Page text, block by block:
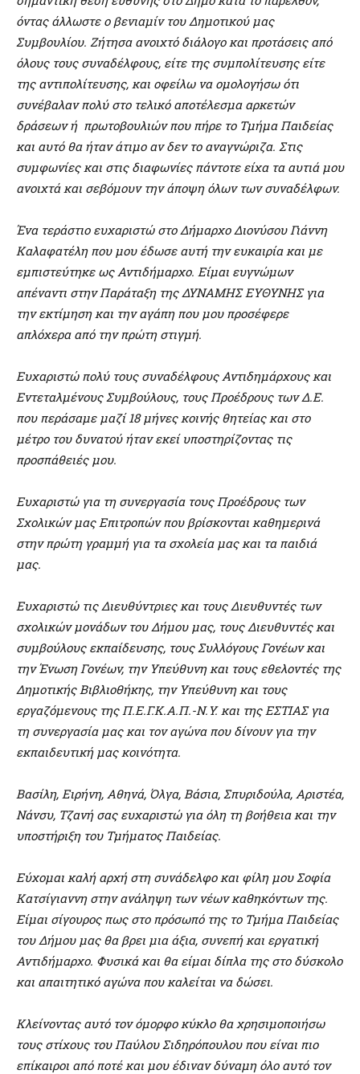
όντας άλλωστε ο βενιαμίν του Δημοτικού μας
Συμβουλίου. Ζήτησα ανοιχτό διάλογο και προτάσεις από
όλους τους συναδέλφους, είτε της συμπολίτευσης είτε
της αντιπολίτευσης, και οφείλω να ομολογήσω ότι
συνέβαλαν πολύ στο τελικό αποτέλεσμα αρκετών
δράσεων ή πρωτοβουλιών που πήρε το Τμήμα Παιδείας
και αυτό θα ήταν άτιμο αν δεν το αναγνώριζα. Στις
συμφωνίες και στις διαφωνίες πάντοτε είχα τα αυτιά μου
ανοιχτά και σεβόμουν την άποψη όλων των συναδέλφων.
Ένα τεράστιο ευχαριστώ στο Δήμαρχο Διονύσου Γιάννη
Καλαφατέλη που μου έδωσε αυτή την ευκαιρία και με
εμπιστεύτηκε ως Αντιδήμαρχο. Είμαι ευγνώμων
απέναντι στην Παράταξη της ΔΥΝΑΜΗΣ ΕΥΘΥΝΗΣ για
την εκτίμηση και την αγάπη που μου προσέφερε
απλόχερα από την πρώτη στιγμή.
Ευχαριστώ πολύ τους συναδέλφους Αντιδημάρχους και
Εντεταλμένους Συμβούλους, τους Προέδρους των Δ.Ε.
που περάσαμε μαζί 18 μήνες κοινής θητείας και στο
μέτρο του δυνατού ήταν εκεί υποστηρίζοντας τις
προσπάθειές μου.
Ευχαριστώ για τη συνεργασία τους Προέδρους των
Σχολικών μας Επιτροπών που βρίσκονται καθημερινά
στην πρώτη γραμμή για τα σχολεία μας και τα παιδιά
μας.
Ευχαριστώ τις Διευθύντριες και τους Διευθυντές των
σχολικών μονάδων του Δήμου μας, τους Διευθυντές και
συμβούλους εκπαίδευσης, τους Συλλόγους Γονέων και
την Ένωση Γονέων, την Υπεύθυνη και τους εθελοντές της
Δημοτικής Βιβλιοθήκης, την Υπεύθυνη και τους
εργαζόμενους της Π.Ε.Γ.Κ.Α.Π.-Ν.Υ. και της ΕΣΤΙΑΣ για
τη συνεργασία μας και τον αγώνα που δίνουν για την
εκπαιδευτική μας κοινότητα.
Βασίλη, Ειρήνη, Αθηνά, Όλγα, Βάσια, Σπυριδούλα, Αριστέα,
Νάνσυ, Τζανή σας ευχαριστώ για όλη τη βοήθεια και την
υποστήριξη του Τμήματος Παιδείας.
Εύχομαι καλή αρχή στη συνάδελφο και φίλη μου Σοφία
Κατσίγιαννη στην ανάληψη των νέων καθηκόντων της.
Είμαι σίγουρος πως στο πρόσωπό της το Τμήμα Παιδείας
του Δήμου μας θα βρει μια άξια, συνεπή και εργατική
Αντιδήμαρχο. Φυσικά και θα είμαι δίπλα της στο δύσκολο
και απαιτητικό αγώνα που καλείται να δώσει.
Κλείνοντας αυτό τον όμορφο κύκλο θα χρησιμοποιήσω
τους στίχους του Παύλου Σιδηρόπουλου που είναι πιο
επίκαιροι από ποτέ και μου έδιναν δύναμη όλο αυτό τον